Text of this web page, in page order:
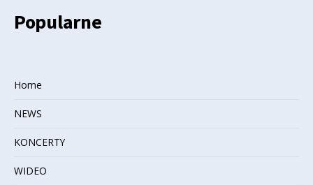
Popularne
Home
NEWS
KONCERTY
WIDEO